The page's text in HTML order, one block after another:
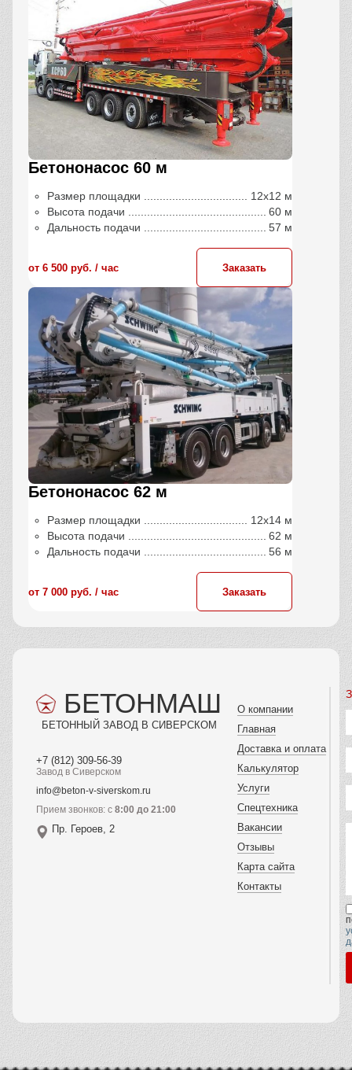
Бетононасос 60 м
Размер площадки
12х12 м
Высота подачи
60 м
Дальность подачи
57 м
от 6 500 руб. / час Заказать
Бетононасос 62 м
Размер площадки
12х14 м
Высота подачи
62 м
Дальность подачи
56 м
от 7 000 руб. / час Заказать
БЕТОНМАШ
БЕТОННЫЙ ЗАВОД В СИВЕРСКОМ
+7 (812) 309-56-39
Завод в Сиверском
info@beton-v-siverskom.ru
Прием звонков: с 8:00 до 21:00
Пр. Героев, 2
О компании
Главная
Доставка и оплата
Калькулятор
Услуги
Спецтехника
Вакансии
Отзывы
Карта сайта
Контакты